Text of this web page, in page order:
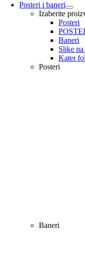
Posteri i baneri
Izaberite
Posteri
Baneri
Slike
Kater
Posteri
Baneri